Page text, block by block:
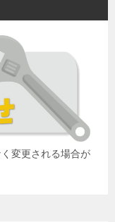
変更される場合が